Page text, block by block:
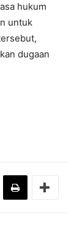
hukum
untuk
dugaan